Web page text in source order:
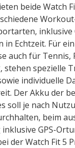
beide Watch
inklusive
in Echtzeit. Für
auch für Tennis,
stehen spezielle
individuelle
Der Akku der
soll je nach
beim
GPS-
der Watch Fit 5